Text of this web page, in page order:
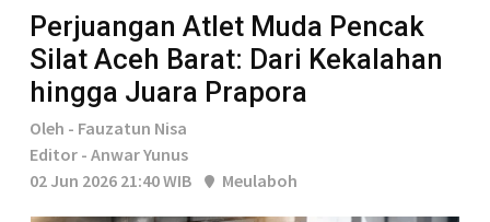
Perjuangan Atlet Muda Pencak
Silat Aceh Barat: Dari Kekalahan
hingga Juara Prapora
Oleh - Fauzatun Nisa
Editor - Anwar Yunus
02 Jun 2026 21:40 WIB
Meulaboh